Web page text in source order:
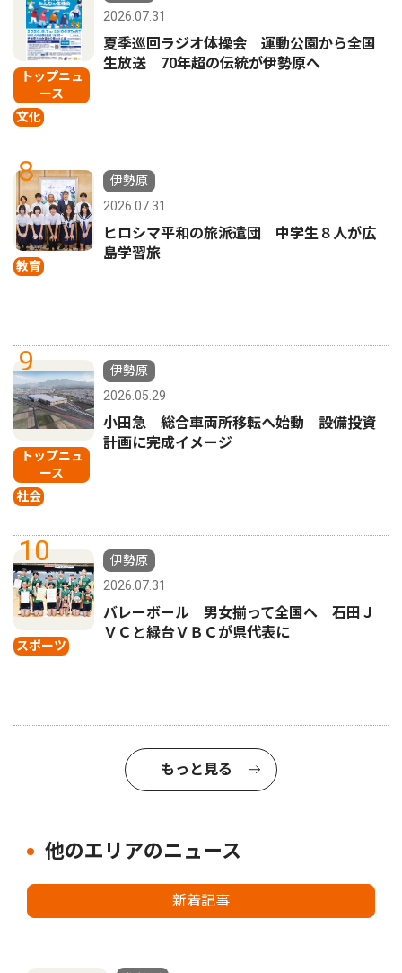
トップニュ
ース
文化
2026.07.31
夏季巡回ラジオ体操会 運動公園から全国
生放送 70年超の伝統が伊勢原へ
8
教育
伊勢原
2026.07.31
ヒロシマ平和の旅派遣団 中学生８人が広
島学習旅
9
トップニュ
ース
社会
伊勢原
2026.05.29
小田急 総合車両所移転へ始動 設備投資
計画に完成イメージ
10
スポーツ
伊勢原
2026.07.31
バレーボール 男女揃って全国へ 石田Ｊ
ＶＣと緑台ＶＢＣが県代表に
もっと見る
他のエリアのニュース
新着記事